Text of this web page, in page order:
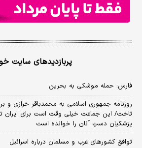
پربازدیدهای سایت
فارس: حمله موشکی به بحرین
روزنامه جمهوری اسلامی به محمدباقر خرازی و
تاخت/ این جماعت خیلی وقت است برای ایران
پزشکیان دستِ آنان را خوانده است
توافق کشورهای عرب و مسلمان درباره اسرائیل